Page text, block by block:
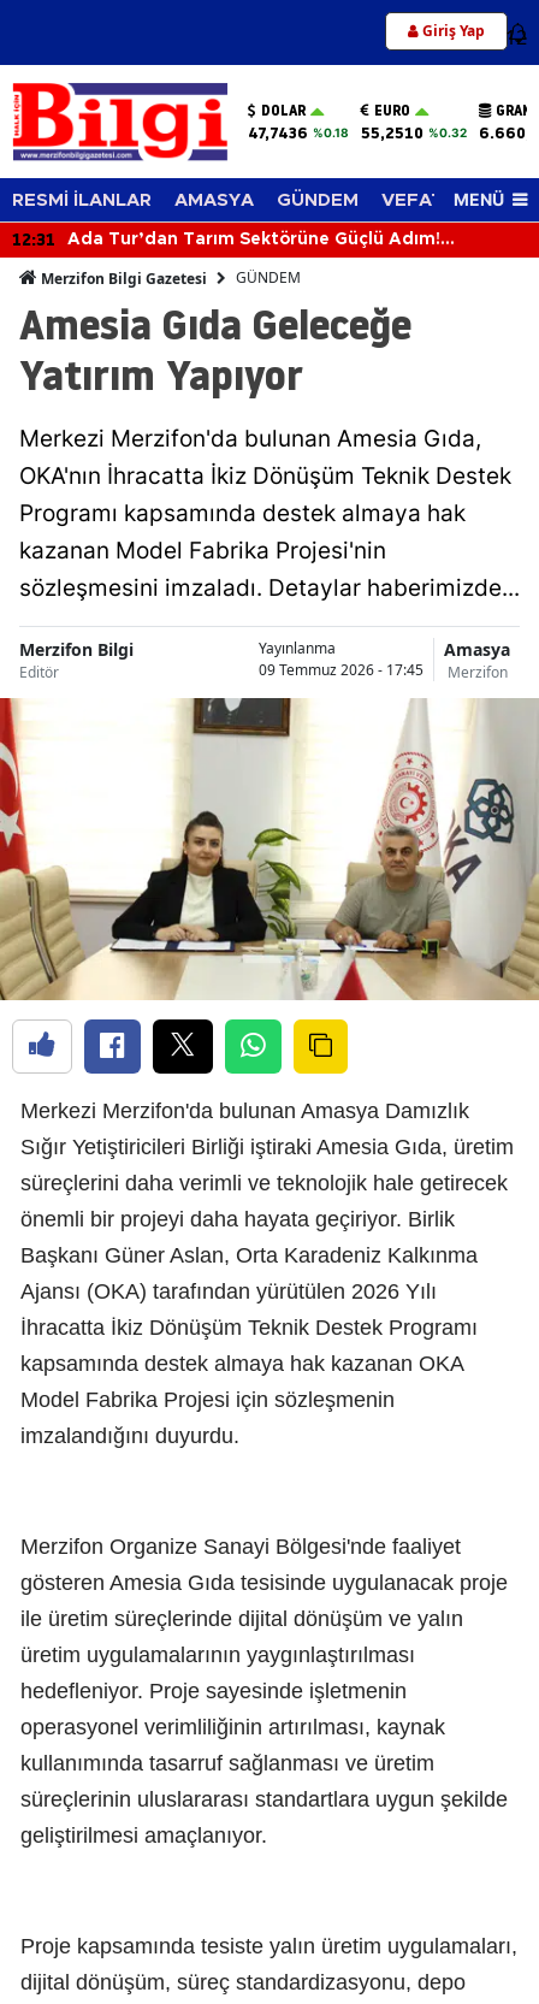
Giriş Yap 12
DOLAR
47,7436 %0.18
EURO
55,2510 %0.32
RESMİ İLANLAR AMASYA GÜNDEM VEFAT EDENLER
MENÜ
12:31
Ada Tur’dan Tarım Sektörüne Güçlü Adım!
Merzifon Bilgi Gazetesi GÜNDEM
Amesia Gıda Geleceğe
Yatırım Yapıyor
Merkezi Merzifon'da bulunan Amesia Gıda,
OKA'nın İhracatta İkiz Dönüşüm Teknik Destek
Programı kapsamında destek almaya hak
kazanan Model Fabrika Projesi'nin
sözleşmesini imzaladı. Detaylar haberimizde...
Merzifon Bilgi
Editör
Yayınlanma
09 Temmuz 2026 - 17:45
Amasya
Merzifon
Merkezi Merzifon'da bulunan Amasya Damızlık
Sığır Yetiştiricileri Birliği iştiraki Amesia Gıda, üretim
süreçlerini daha verimli ve teknolojik hale getirecek
önemli bir projeyi daha hayata geçiriyor. Birlik
Başkanı Güner Aslan, Orta Karadeniz Kalkınma
Ajansı (OKA) tarafından yürütülen 2026 Yılı
İhracatta İkiz Dönüşüm Teknik Destek Programı
kapsamında destek almaya hak kazanan OKA
Model Fabrika Projesi için sözleşmenin
imzalandığını duyurdu.
Merzifon Organize Sanayi Bölgesi'nde faaliyet
gösteren Amesia Gıda tesisinde uygulanacak proje
ile üretim süreçlerinde dijital dönüşüm ve yalın
üretim uygulamalarının yaygınlaştırılması
hedefleniyor. Proje sayesinde işletmenin
operasyonel verimliliğinin artırılması, kaynak
kullanımında tasarruf sağlanması ve üretim
süreçlerinin uluslararası standartlara uygun şekilde
geliştirilmesi amaçlanıyor.
Proje kapsamında tesiste yalın üretim uygulamaları,
dijital dönüşüm, süreç standardizasyonu, depo